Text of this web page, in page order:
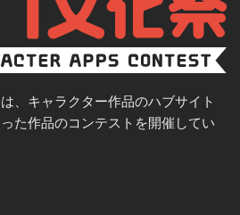
、キャラクター作品のハブサイト
た作品のコンテストを開催してい